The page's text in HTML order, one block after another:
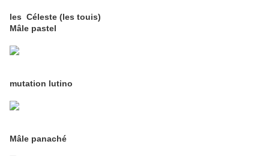
les Céleste (les touis)
Mâle pastel
mutation lutino
Mâle panaché